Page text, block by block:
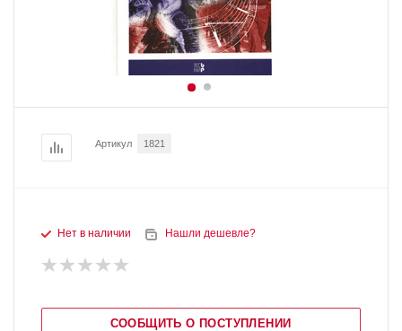
Артикул 1821
Нет в наличии Нашли дешевле?
СООБЩИТЬ О ПОСТУПЛЕНИИ